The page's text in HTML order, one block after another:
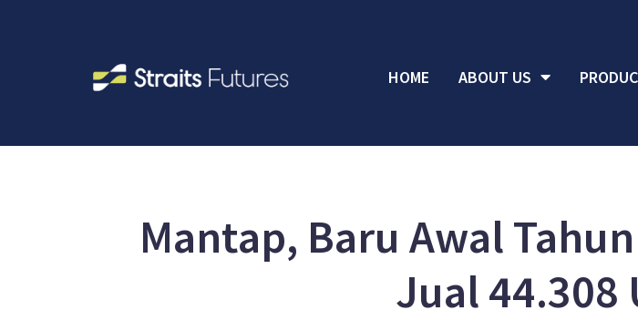
HOME ABOUT US
Mantap, Baru Awal
Jual